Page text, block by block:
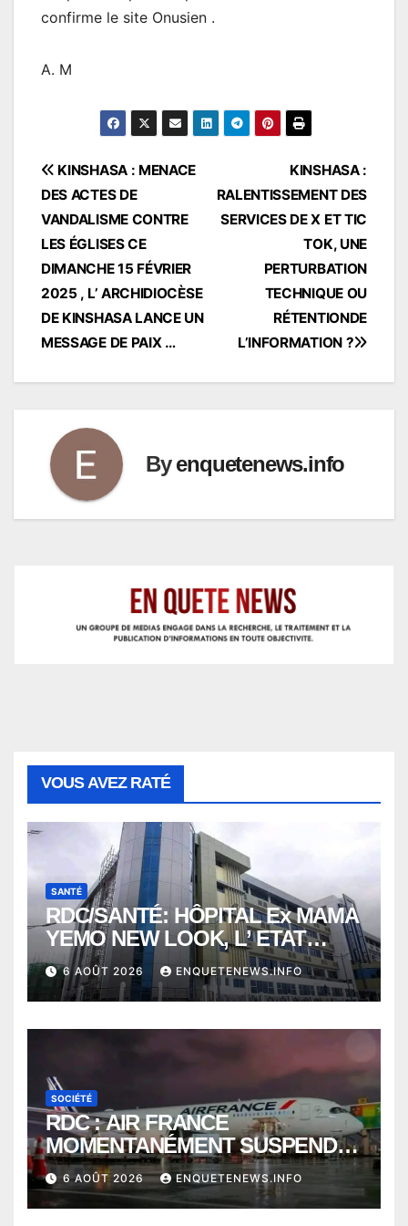
confirme le site Onusien .
A. M
Navigation
de
l’article
KINSHASA :
RALENTISSEMENT DES
SERVICES DE X ET TIC
TOK, UNE
PERTURBATION
TECHNIQUE OU
RÉTENTIONDE
L’INFORMATION ?
KINSHASA : MENACE
DES ACTES DE
VANDALISME CONTRE
LES ÉGLISES CE
DIMANCHE 15 FÉVRIER
2025 , L’ ARCHIDIOCÈSE
DE KINSHASA LANCE UN
MESSAGE DE PAIX …
Byenquetenews.info
VOUS AVEZ RATÉ
SANTÉ
RDC/SANTÉ: HÔPITAL Ex MAMA
YEMO NEW LOOK, L’ ETAT
PERD LE CONTROLE
6 AOÛT 2026 ENQUETENEWS.INFO
SOCIÉTÉ
RDC : AIR FRANCE
MOMENTANÉMENT SUSPENDU
ENTRE KINSHASA ET PARIS ?
6 AOÛT 2026 ENQUETENEWS.INFO